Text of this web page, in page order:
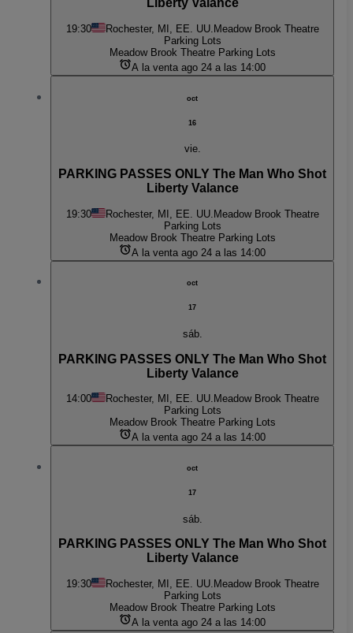
Liberty Valance
19:30 Rochester, MI, EE. UU. Meadow Brook Theatre
Parking Lots
Meadow Brook Theatre Parking Lots
A la venta ago 24 a las 14:00
oct
16
vie.
PARKING PASSES ONLY The Man Who Shot
Liberty Valance
19:30 Rochester, MI, EE. UU. Meadow Brook Theatre
Parking Lots
Meadow Brook Theatre Parking Lots
A la venta ago 24 a las 14:00
oct
17
sáb.
PARKING PASSES ONLY The Man Who Shot
Liberty Valance
14:00 Rochester, MI, EE. UU. Meadow Brook Theatre
Parking Lots
Meadow Brook Theatre Parking Lots
A la venta ago 24 a las 14:00
oct
17
sáb.
PARKING PASSES ONLY The Man Who Shot
Liberty Valance
19:30 Rochester, MI, EE. UU. Meadow Brook Theatre
Parking Lots
Meadow Brook Theatre Parking Lots
A la venta ago 24 a las 14:00